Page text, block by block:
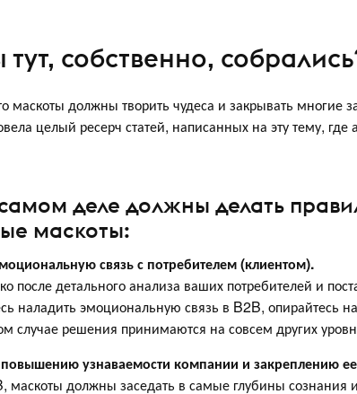
собственно,
маскоты должны творить чудеса и закрывать многие
целый ресерч статей, написанных на эту тему,
деле должны делать
маскоты:
связь с потребителем (клиентом).
после детального анализа ваших потребителей и
наладить эмоциональную связь в B2B, опирайтесь
случае решения принимаются на совсем других
повышению узнаваемости компании и закреплению
маскоты должны заседать в самые глубины сознания